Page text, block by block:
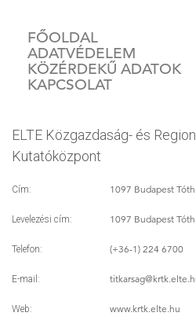
FŐOLDAL
ADATVÉDELEM
KÖZÉRDEKŰ ADATOK
KAPCSOLAT
ELTE Közgazdaság- és
Kutatóközpont
Cím: 1097 Budapest
Levelezési cím: 1097 Budapest
Telefon: (+36-1) 224 6700
E-mail: titkarsag
Web: www.krtk.elte.hu